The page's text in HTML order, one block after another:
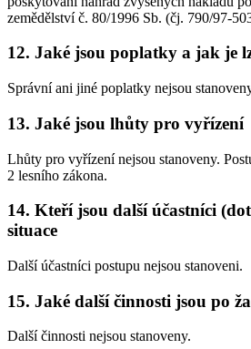
zemědělství č. 80/1996 Sb. (čj. 790/97-
12. Jaké jsou poplatky a jak je
Správní ani jiné poplatky nejsou
13. Jaké jsou lhůty pro vyřízení
Lhůty pro vyřízení nejsou stanoveny.
2 lesního zákona.
14. Kteří jsou další účastníci
situace
Další účastníci postupu nejsou stanoveni.
15. Jaké další činnosti jsou po
Další činnosti nejsou stanoveny.